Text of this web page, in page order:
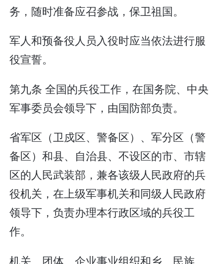
务，随时准备应召参战，保卫祖国。
军人和预备役人员入役时应当依法进行服
役宣誓。
第九条 全国的兵役工作，在国务院、中央
军事委员会领导下，由国防部负责。
省军区（卫戍区、警备区）、军分区（警
备区）和县、自治县、不设区的市、市辖
区的人民武装部，兼各该级人民政府的兵
役机关，在上级军事机关和同级人民政府
领导下，负责办理本行政区域的兵役工
作。
机关、团体、企业事业组织和乡、民族